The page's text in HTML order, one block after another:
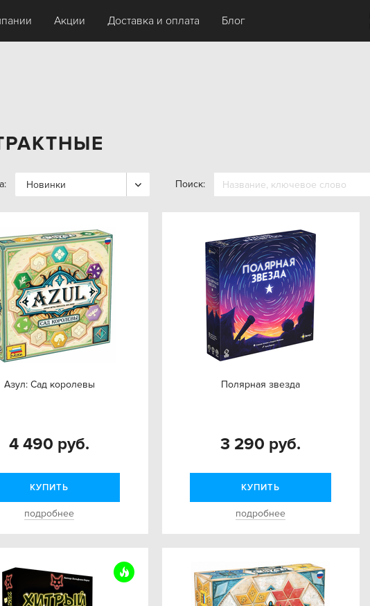
Акции Доставка и оплата Блог
Новинки Поиск:
Азул: Сад королевы
4 490 руб.
КУПИТЬ
подробнее
Полярная звезда
3 290 руб.
КУПИТЬ
подробнее